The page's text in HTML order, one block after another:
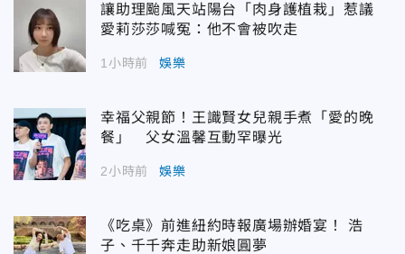
讓助理颱風天站陽台「肉身護植栽」惹議
愛莉莎莎喊冤：他不會被吹走
1小時前 娛樂
幸福父親節！王識賢女兒親手煮「愛的晚
餐」 父女溫馨互動罕曝光
2小時前 娛樂
《吃桌》前進紐約時報廣場辦婚宴！ 浩
子、千千奔走助新娘圓夢